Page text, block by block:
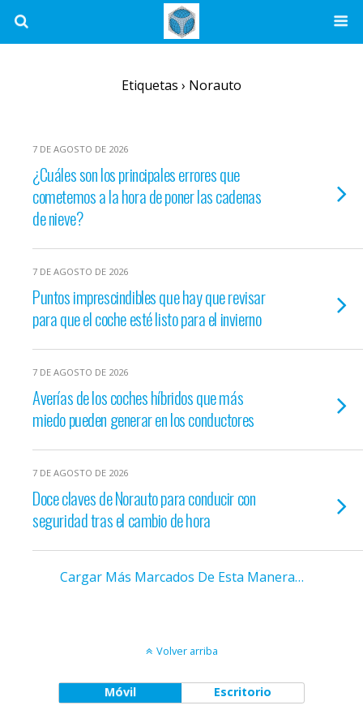
Etiquetas › Norauto
7 DE AGOSTO DE 2026
¿Cuáles son los principales errores que
cometemos a la hora de poner las cadenas
de nieve?
7 DE AGOSTO DE 2026
Puntos imprescindibles que hay que revisar
para que el coche esté listo para el invierno
7 DE AGOSTO DE 2026
Averías de los coches híbridos que más
miedo pueden generar en los conductores
7 DE AGOSTO DE 2026
Doce claves de Norauto para conducir con
seguridad tras el cambio de hora
Cargar Más Marcados De Esta Manera…
Volver arriba
Móvil Escritorio